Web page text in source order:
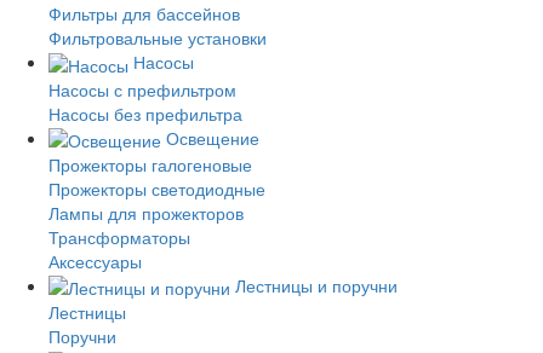
Фильтры для бассейнов
Фильтровальные установки
Насосы
Насосы с префильтром
Насосы без префильтра
Освещение
Прожекторы галогеновые
Прожекторы светодиодные
Лампы для прожекторов
Трансформаторы
Аксессуары
Лестницы и поручни
Лестницы
Поручни